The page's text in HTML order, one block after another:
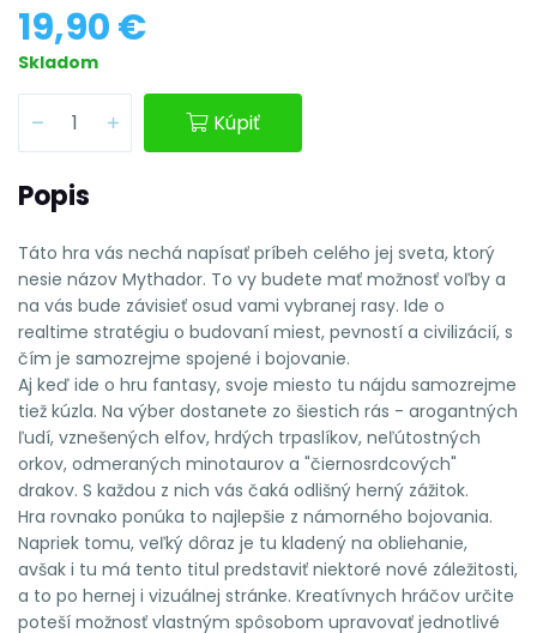
19,90 €
Skladom
Kúpiť
Popis
Táto hra vás nechá napísať príbeh celého jej sveta, ktorý
nesie názov Mythador. To vy budete mať možnosť voľby a
na vás bude závisieť osud vami vybranej rasy. Ide o
realtime stratégiu o budovaní miest, pevností a civilizácií, s
čím je samozrejme spojené i bojovanie.
Aj keď ide o hru fantasy, svoje miesto tu nájdu samozrejme
tiež kúzla. Na výber dostanete zo šiestich rás - arogantných
ľudí, vznešených elfov, hrdých trpaslíkov, neľútostných
orkov, odmeraných minotaurov a "čiernosrdcových"
drakov. S každou z nich vás čaká odlišný herný zážitok.
Hra rovnako ponúka to najlepšie z námorného bojovania.
Napriek tomu, veľký dôraz je tu kladený na obliehanie,
avšak i tu má tento titul predstaviť niektoré nové záležitosti,
a to po hernej i vizuálnej stránke. Kreatívnych hráčov určite
poteší možnosť vlastným spôsobom upravovať jednotlivé